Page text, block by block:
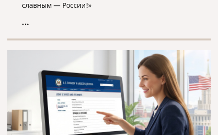
славным — России!»
...